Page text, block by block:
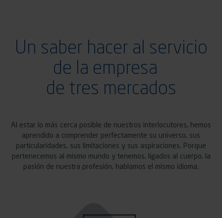
Un saber hacer al servicio
de la empresa
de tres mercados
Al estar lo más cerca posible de nuestros interlocutores, hemos
aprendido a comprender perfectamente su universo, sus
particularidades, sus limitaciones y sus aspiraciones. Porque
pertenecemos al mismo mundo y tenemos, ligados al cuerpo, la
pasión de nuestra profesión, hablamos el mismo idioma.